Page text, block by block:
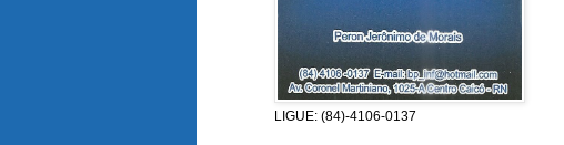
LIGUE: (84)-4106-0137